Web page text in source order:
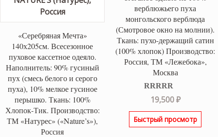
«Серебряная Мечта»
140х205см. Всесезонное
пуховое кассетное одеяло.
Наполнитель: 90% гусиный
пух (смесь белого и серого
пуха), 10% мелкое гусиное
перышко. Ткань: 100%
Хлопок-Тик. Производство:
ТМ «Натурес» («Nature’s»),
Россия
верблюжьего пуха
монгольского верблюда
(Смотровое окно на молнии).
Ткань: пухо-держащий сатин
(100% хлопок) Производство:
Россия, ТМ «Лежебока»,
Москва
Оценка5.00
из 5
19,500₽
Быстрый просмотр